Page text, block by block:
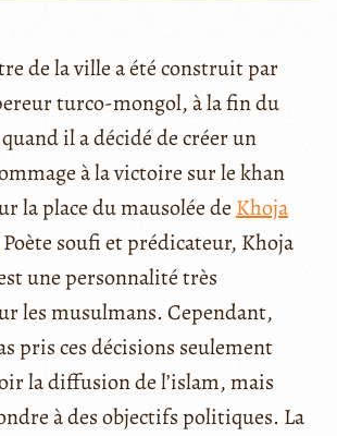
de la ville a été construit par
turco-mongol, à la fin du
il a décidé de créer un
à la victoire sur le khan
la place du mausolée deKhoja
Poète soufi et prédicateur, Khoja
une personnalité très
les musulmans. Cependant,
pris ces décisions seulement
la diffusion de l’islam, mais
à des objectifs politiques. La